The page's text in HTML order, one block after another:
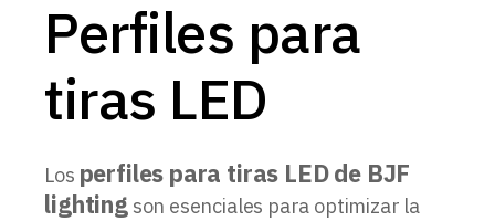
Perfiles para
tiras LED
Los perfiles para tiras LED de BJF
lightingson esenciales para optimizar la